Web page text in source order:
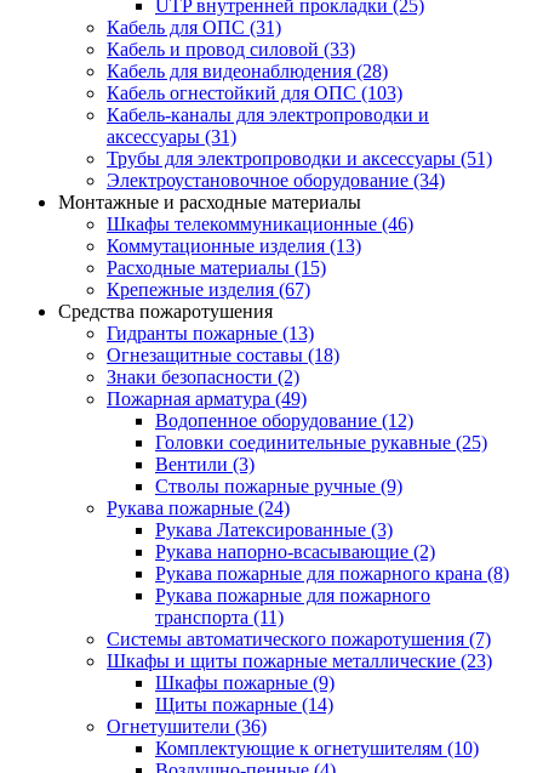
UTP внутренней прокладки (25)
Кабель для ОПС (31)
Кабель и провод силовой (33)
Кабель для видеонаблюдения (28)
Кабель огнестойкий для ОПС (103)
Кабель-каналы для электропроводки и
аксессуары (31)
Трубы для электропроводки и аксессуары (51)
Электроустановочное оборудование (34)
Монтажные и расходные материалы
Шкафы телекоммуникационные (46)
Коммутационные изделия (13)
Расходные материалы (15)
Крепежные изделия (67)
Средства пожаротушения
Гидранты пожарные (13)
Огнезащитные составы (18)
Знаки безопасности (2)
Пожарная арматура (49)
Водопенное оборудование (12)
Головки соединительные рукавные (25)
Вентили (3)
Стволы пожарные ручные (9)
Рукава пожарные (24)
Рукава Латексированные (3)
Рукава напорно-всасывающие (2)
Рукава пожарные для пожарного крана (8)
Рукава пожарные для пожарного
транспорта (11)
Системы автоматического пожаротушения (7)
Шкафы и щиты пожарные металлические (23)
Шкафы пожарные (9)
Щиты пожарные (14)
Огнетушители (36)
Комплектующие к огнетушителям (10)